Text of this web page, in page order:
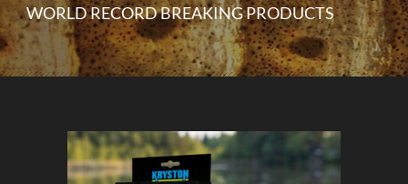
WORLD RECORD BREAKING PRODUCTS